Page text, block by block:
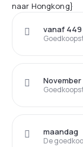
naar Hongkong}
vanaf 449
November
De
maandag